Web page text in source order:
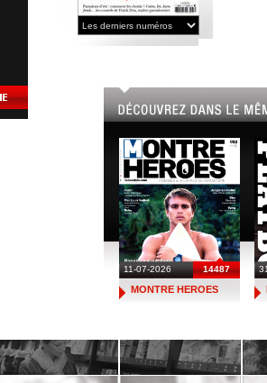
11-07-2026 14487
MONTRE HEROES